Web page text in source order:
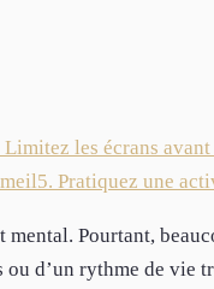
Limitez les écrans
5. Pratiquez une
Pourtant,
ou d’un rythme de